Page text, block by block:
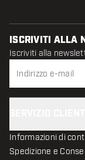
ISCRIVITI ALLA
Iscriviti alla
Informazioni di
Spedizione e